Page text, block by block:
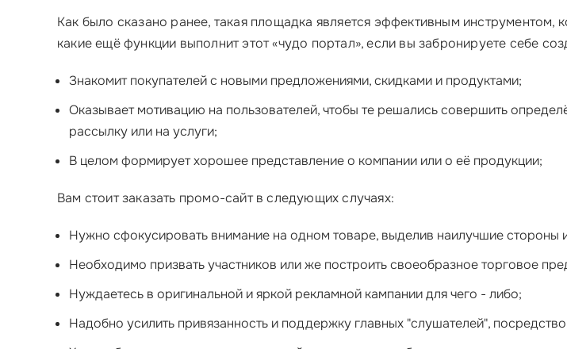
Как было сказано ранее, такая площадка является эффективным инструментом,
какие ещё функции выполнит этот «чудо портал», если вы забронируете себе
Знакомит покупателей с новыми предложениями, скидками и продуктами;
Оказывает мотивацию на пользователей, чтобы те решались совершить
рассылку или на услуги;
В целом формирует хорошее представление о компании или о её продукции;
Вам стоит заказать промо-сайт в следующих случаях:
Нужно сфокусировать внимание на одном товаре, выделив наилучшие стороны
Необходимо призвать участников или же построить своеобразное торговое
Нуждаетесь в оригинальной и яркой рекламной кампании для чего - либо;
Надобно усилить привязанность и поддержку главных "слушателей",